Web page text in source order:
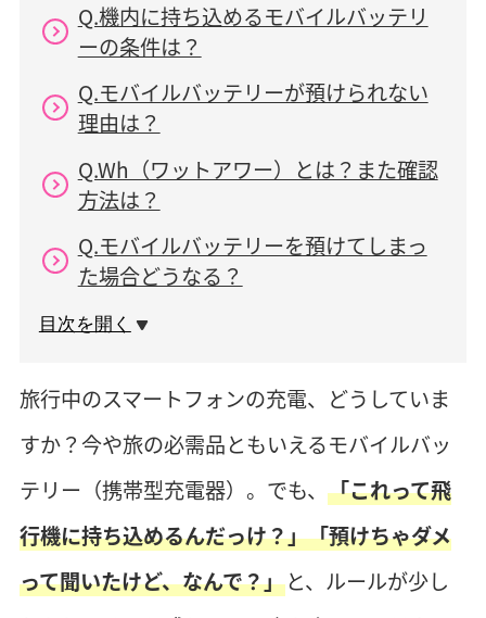
Q.機内に持ち込めるモバイルバッテリ
ーの条件は？
Q.モバイルバッテリーが預けられない
理由は？
Q.Wh（ワットアワー）とは？また確認
方法は？
Q.モバイルバッテリーを預けてしまっ
た場合どうなる？
目次を開く
旅行中のスマートフォンの充電、どうしていま
すか？今や旅の必需品ともいえるモバイルバッ
テリー（携帯型充電器）。でも、 「これって飛
行機に持ち込めるんだっけ？」「預けちゃダメ
って聞いたけど、なんで？」と、ルールが少し